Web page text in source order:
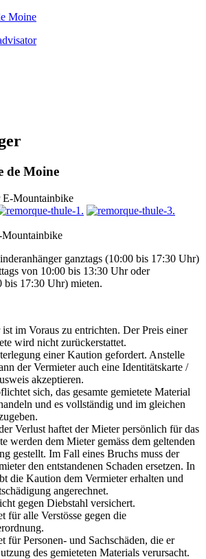
de Moine
ganztags (10:00 bis 17:30 Uhr)
von 10:00 bis 13:30 Uhr oder
bis 17:30 Uhr) mieten.
im Voraus zu entrichten. Der Preis einer
wird nicht zurückerstattet.
einer Kaution gefordert. Anstelle
der Vermieter auch eine Identitätskarte /
akzeptieren.
sich, das gesamte gemietete Material
und es vollständig und im gleichen
Verlust haftet der Mieter persönlich für das
werden dem Mieter gemäss dem geltenden
gestellt. Im Fall eines Bruchs muss der
den entstandenen Schaden ersetzen. In
die Kaution dem Vermieter erhalten und
angerechnet.
gegen Diebstahl versichert.
für alle Verstösse gegen die
für Personen- und Sachschäden, die er
des gemieteten Materials verursacht.